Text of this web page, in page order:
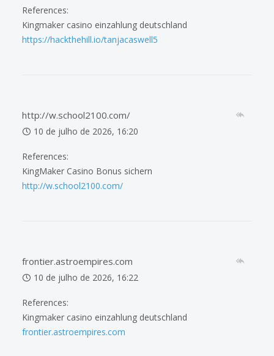
References:
Kingmaker casino einzahlung deutschland
https://hackthehill.io/tanjacaswell5
http://w.school2100.com/
10 de julho de 2026, 16:20
References:
KingMaker Casino Bonus sichern
http://w.school2100.com/
frontier.astroempires.com
10 de julho de 2026, 16:22
References:
Kingmaker casino einzahlung deutschland
frontier.astroempires.com